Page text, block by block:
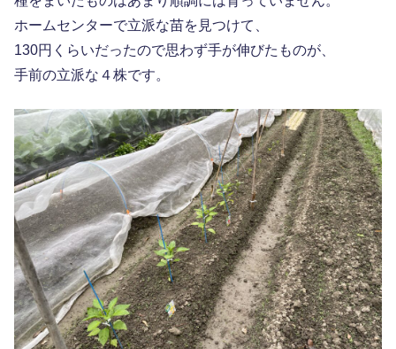
ホームセンターで立派な苗を見つけて、
130円くらいだったので思わず手が伸びたものが、
手前の立派な４株です。